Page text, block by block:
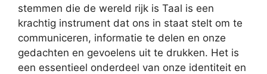
stemmen die de wereld rijk is Taal is een
krachtig instrument dat ons in staat stelt om te
communiceren, informatie te delen en onze
gedachten en gevoelens uit te drukken. Het is
een essentieel onderdeel van onze identiteit en